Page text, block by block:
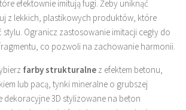
efektownie imitują fugi. Żeby uniknąć
z lekkich, plastikowych produktów, które
Ogranicz zastosowanie imitacji cegły do
co pozwoli na zachowanie harmonii.
farby strukturalne z efektem betonu,
lub pacą, tynki mineralne o grubszej
dekoracyjne 3D stylizowane na beton